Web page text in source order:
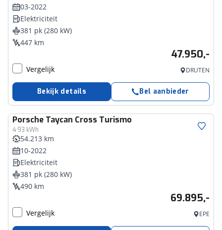
03-2022
Elektriciteit
381 pk (280 kW)
447 km
47.950,-
Vergelijk DRUTEN
Bekijk details Bel aanbieder
Porsche Taycan Cross Turismo
4 93 kWh
54.213 km
10-2022
Elektriciteit
381 pk (280 kW)
490 km
69.895,-
Vergelijk EPE